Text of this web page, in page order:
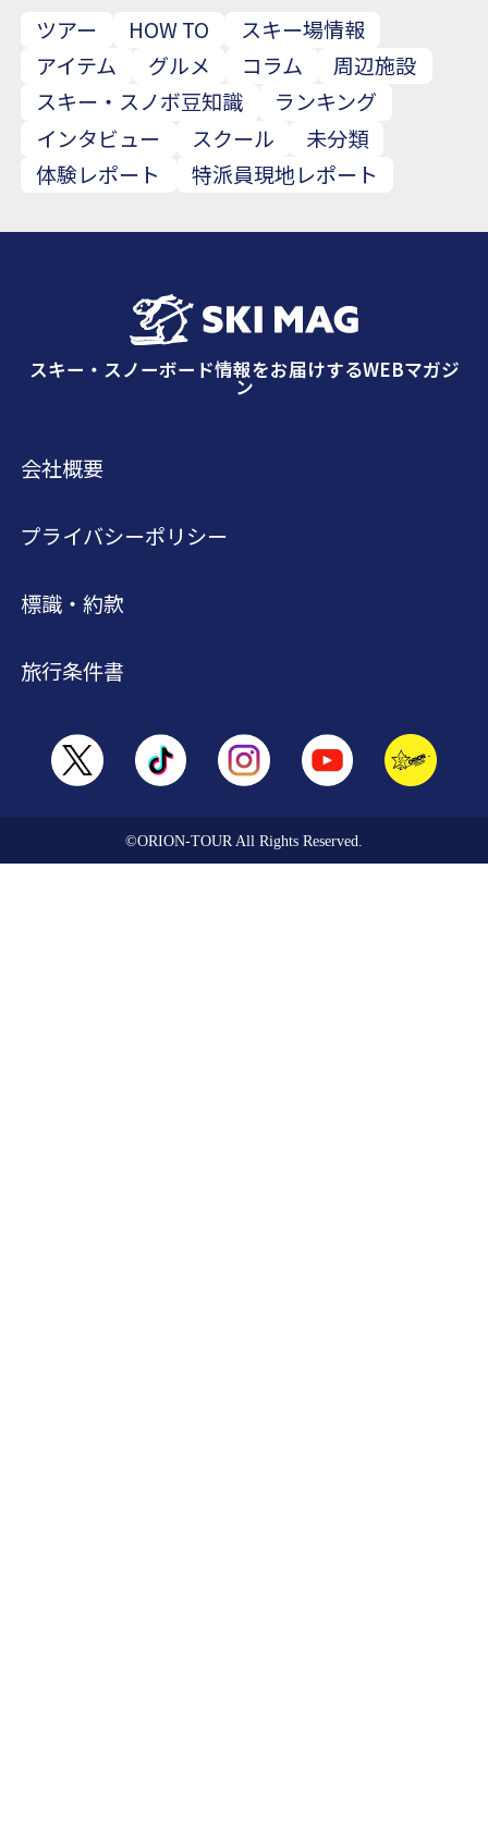
ツアー
HOW TO
スキー場情報
アイテム
グルメ コラム
周辺施設
スキー・スノボ豆知識
ランキング
インタビュー
スクール
未分類
体験レポート
特派員現地レポート
スキー・スノーボード情報をお届けするWEBマガジ
ン
会社概要
プライバシーポリシー
標識・約款
旅行条件書
©ORION-TOUR All Rights Reserved.